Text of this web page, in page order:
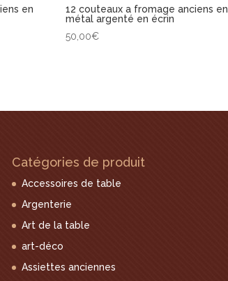
en
12 couteaux a fromage anciens en
métal argenté en écrin
50,00€
Catégories de produit
Accessoires de table
Argenterie
Art de la table
art-déco
Assiettes anciennes